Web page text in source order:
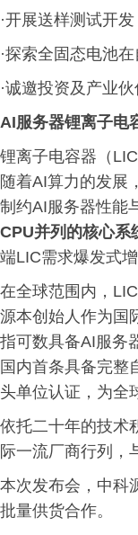
·开展送样测试开
·探索全固态电池
·诚邀投资及产业
AI服务器锂离子电
锂离子电容器（
随着AI算力的发展
制约AI服务器性能
CPU并列的核心系
端LIC需求爆发式
在全球范围内，
源本创始人作为国
指可数具备AI服务
国内首条具备完整
头单位认证，为全
依托二十年的技术
际一流厂商行列，
本次发布会，中科
批量供货合作。